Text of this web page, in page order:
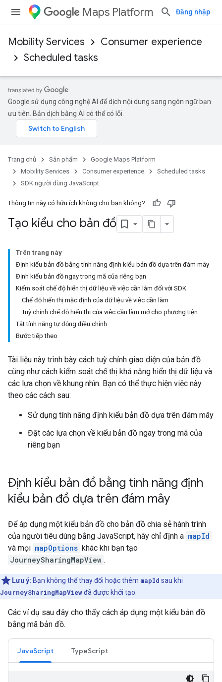
Maps Platform Đăng nhập
Mobility Services
Consumer experience
Scheduled tasks
Google sử dụng công nghệ AI để dịch nội dung sang ngôn ngữ bạn
ưu tiên. Bản dịch bằng AI có thể có lỗi.
Trang chủ Sản phẩm
Google Maps Platform
Mobility Services
Consumer experience
Scheduled tasks
SDK người dùng JavaScript
Thông tin này có hữu ích không cho bạn không?
Tạo kiểu cho bản đồ
Trên trang này
Định kiểu bản đồ bằng tính năng định kiểu bản đồ dựa trên đám mây
Định kiểu bản đồ ngay trong mã của riêng bạn
Kiểm soát chế độ hiển thị dữ liệu về việc cần làm đối với SDK
Chế độ hiển thị mặc định của dữ liệu về việc cần làm
Tuỳ chỉnh chế độ hiển thị của việc cần làm mở cho phương tiện
Tắt tính năng tự động điều chỉnh
Bước tiếp theo
Tài liệu này trình bày cách tuỳ chỉnh giao diện của bản đồ
cũng như cách kiểm soát chế thị khả năng hiển thị dữ liệu và
các lựa chọn về khung nhìn. Bạn có thể thực hiện việc này
theo các cách sau:
Sử dụng tính năng định kiểu bản đồ dựa trên đám mây
Đặt các lựa chọn về kiểu bản đồ ngay trong mã của
riêng bạn
Định kiểu bản đồ bằng tính năng định
kiểu bản đồ dựa trên đám mây
Để áp dụng một kiểu bản đồ cho bản đồ chia sẻ hành trình
của người tiêu dùng bằng JavaScript, hãy chỉ định a mapId
và mọi mapOptions khác khi bạn tạo
JourneySharingMapView .
Lưu ý: Bạn không thể thay đổi hoặc thêm mapId sau khi
JourneySharingMapViewđã được khởi tạo.
Các ví dụ sau đây cho thấy cách áp dụng một kiểu bản đồ
bằng mã bản đồ.
JavaScript TypeScript